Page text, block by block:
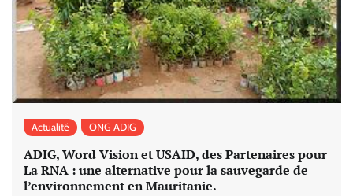
Actualité ONG ADIG
ADIG, Word Vision et USAID, des Partenaires pour
La RNA : une alternative pour la sauvegarde de
l’environnement en Mauritanie.